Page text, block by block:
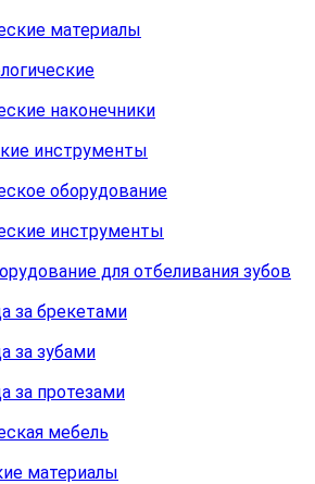
материалы
наконечники
инструменты
оборудование
инструменты
для отбеливания зубов
за брекетами
за зубами
за протезами
мебель
материалы